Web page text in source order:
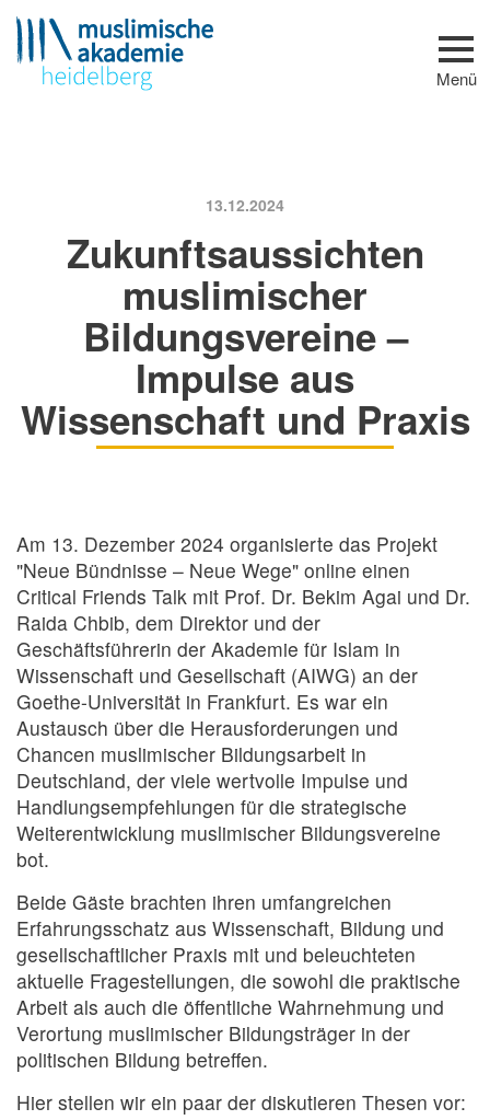
Menü
VERANSTALTUNGEN
BILDUNGSANGEBOTE
BAUVORHABEN
13.12.2024
Zukunftsaussichten
muslimischer
Bildungsvereine –
Impulse aus
Wissenschaft und Praxis
Am 13. Dezember 2024 organisierte das Projekt
"Neue Bündnisse – Neue Wege" online einen
Critical Friends Talk mit Prof. Dr. Bekim Agai und Dr.
Raida Chbib, dem Direktor und der
Geschäftsführerin der Akademie für Islam in
Wissenschaft und Gesellschaft (AIWG) an der
Goethe-Universität in Frankfurt. Es war ein
Austausch über die Herausforderungen und
Chancen muslimischer Bildungsarbeit in
Deutschland, der viele wertvolle Impulse und
Handlungsempfehlungen für die strategische
Weiterentwicklung muslimischer Bildungsvereine
bot.
Beide Gäste brachten ihren umfangreichen
Erfahrungsschatz aus Wissenschaft, Bildung und
gesellschaftlicher Praxis mit und beleuchteten
aktuelle Fragestellungen, die sowohl die praktische
Arbeit als auch die öffentliche Wahrnehmung und
Verortung muslimischer Bildungsträger in der
politischen Bildung betreffen.
Hier stellen wir ein paar der diskutieren Thesen vor: